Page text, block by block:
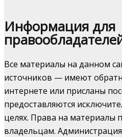
Информация для
Все материалы на данном
источников — имеют
интернете или присланы
предоставляются
целях. Права на материалы
владельцам.